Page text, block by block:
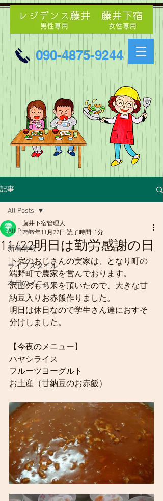
090-4875-9244
記事
All Posts
新着情報
ライフスタイル
本日のメニュー
All Posts
11/22明日は勤労感謝の日
藤井下宿管理人
2019年11月22日 読了時間: 1分
下宿のおじさんの実家は、となり町の
端野町で農家を営んでおります。
沢山のもち米を頂いたので、大きな甘
納豆入りお赤飯作りました。
明日は休日なので学生さん達におすそ
分けしました。
【今夜のメニュー】
ハヤシライス
フルーツヨーグルト
お土産（甘納豆のお赤飯）